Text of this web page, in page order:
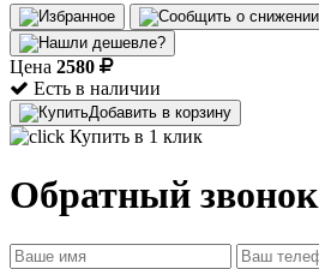
Цена 2580
Есть в наличии
Добавить в корзину
Купить в 1 клик
Обратный звонок